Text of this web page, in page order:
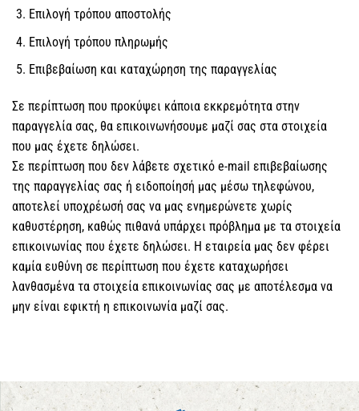
Επιλογή τρόπου αποστολής
Επιλογή τρόπου πληρωμής
Επιβεβαίωση και καταχώρηση της παραγγελίας
Σε περίπτωση που προκύψει κάποια εκκρεμότητα στην
παραγγελία σας, θα επικοινωνήσουμε μαζί σας στα στοιχεία
που μας έχετε δηλώσει.
Σε περίπτωση που δεν λάβετε σχετικό e-mail επιβεβαίωσης
της παραγγελίας σας ή ειδοποίησή μας μέσω τηλεφώνου,
αποτελεί υποχρέωσή σας να μας ενημερώνετε χωρίς
καθυστέρηση, καθώς πιθανά υπάρχει πρόβλημα με τα στοιχεία
επικοινωνίας που έχετε δηλώσει. Η εταιρεία μας δεν φέρει
καμία ευθύνη σε περίπτωση που έχετε καταχωρήσει
λανθασμένα τα στοιχεία επικοινωνίας σας με αποτέλεσμα να
μην είναι εφικτή η επικοινωνία μαζί σας.